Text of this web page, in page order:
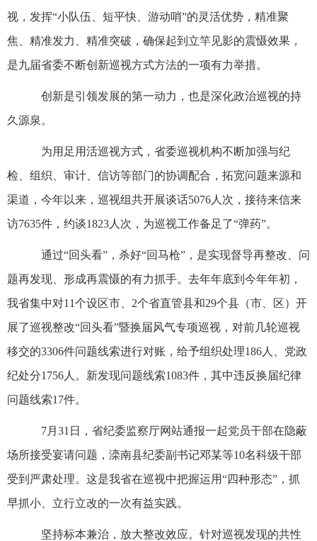
视，发挥“小队伍、短平快、游动哨”的灵活优势，精准聚
焦、精准发力、精准突破，确保起到立竿见影的震慑效果，
是九届省委不断创新巡视方式方法的一项有力举措。
创新是引领发展的第一动力，也是深化政治巡视的持
久源泉。
为用足用活巡视方式，省委巡视机构不断加强与纪
检、组织、审计、信访等部门的协调配合，拓宽问题来源和
渠道，今年以来，巡视组共开展谈话5076人次，接待来信来
访7635件，约谈1823人次，为巡视工作备足了“弹药”。
通过“回头看”，杀好“回马枪”，是实现督导再整改、问
题再发现、形成再震慑的有力抓手。去年年底到今年年初，
我省集中对11个设区市、2个省直管县和29个县（市、区）开
展了巡视整改“回头看”暨换届风气专项巡视，对前几轮巡视
移交的3306件问题线索进行对账，给予组织处理186人、党政
纪处分1756人。新发现问题线索1083件，其中违反换届纪律
问题线索17件。
7月31日，省纪委监察厅网站通报一起党员干部在隐蔽
场所接受宴请问题，滦南县纪委副书记邓某等10名科级干部
受到严肃处理。这是我省在巡视中把握运用“四种形态”，抓
早抓小、立行立改的一次有益实践。
坚持标本兼治，放大整改效应。针对巡视发现的共性